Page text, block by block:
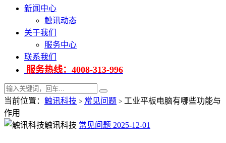
新闻中心
触讯动态
关于我们
服务中心
联系我们
服务热线：4008-313-996
当前位置： 触讯科技 > 常见问题 > 工业平板电脑有哪些功能与
作用
触讯科技 常见问题 2025-12-01